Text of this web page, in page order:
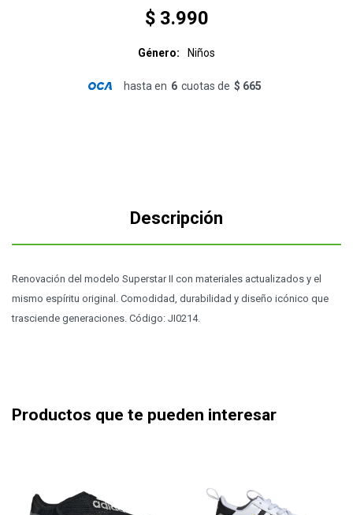
$ 3.990
Género Niños
hasta en 6 cuotas de $ 665
Descripción
Renovación del modelo Superstar II con materiales actualizados y el
mismo espíritu original. Comodidad, durabilidad y diseño icónico que
trasciende generaciones. Código: JI0214.
Productos que te pueden interesar